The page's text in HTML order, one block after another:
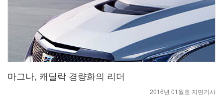
마그나, 캐딜락 경량화의 리더
2016년 01월호 지면기사